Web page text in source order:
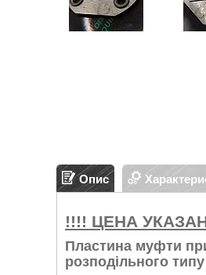
Опис
!!!! ЦЕНА
Пластина муфти
розподільного